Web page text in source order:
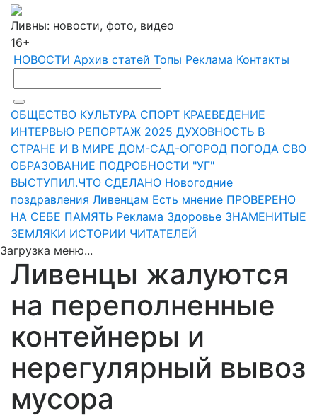
Ливны: новости, фото, видео
16+
НОВОСТИ Архив статей Топы Реклама Контакты
ОБЩЕСТВО КУЛЬТУРА СПОРТ КРАЕВЕДЕНИЕ
ИНТЕРВЬЮ РЕПОРТАЖ 2025 ДУХОВНОСТЬ В
СТРАНЕ И В МИРЕ ДОМ-САД-ОГОРОД ПОГОДА СВО
ОБРАЗОВАНИЕ ПОДРОБНОСТИ "УГ"
ВЫСТУПИЛ.ЧТО СДЕЛАНО Новогодние
поздравления Ливенцам Есть мнение ПРОВЕРЕНО
НА СЕБЕ ПАМЯТЬ Реклама Здоровье ЗНАМЕНИТЫЕ
ЗЕМЛЯКИ ИСТОРИИ ЧИТАТЕЛЕЙ
Загрузка меню...
Ливенцы жалуются
на переполненные
контейнеры и
нерегулярный вывоз
мусора